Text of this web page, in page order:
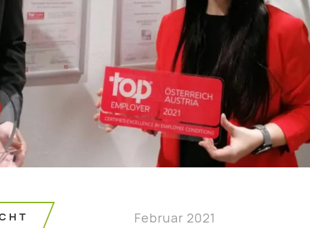
Februar 2021